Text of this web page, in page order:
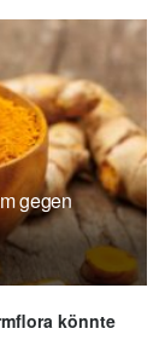
gegen
könnte